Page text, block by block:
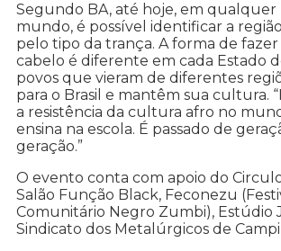
Segundo BA, até hoje, em qualquer
mundo, é possível identificar a
pelo tipo da trança. A forma de
cabelo é diferente em cada Estado
povos que vieram de diferentes
para o Brasil e mantêm sua cultura.
a resistência da cultura afro no
ensina na escola. É passado de
geração.”
O evento conta com apoio do
Salão Função Black, Feconezu
Comunitário Negro Zumbi), Estúdio
Sindicato dos Metalúrgicos de